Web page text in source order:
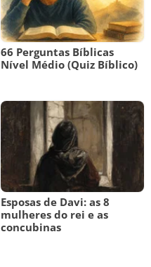
66 Perguntas Bíblicas
Nível Médio (Quiz Bíblico)
Esposas de Davi: as 8
mulheres do rei e as
concubinas